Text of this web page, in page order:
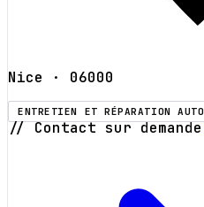
Nice · 06000
ENTRETIEN ET RÉPARATION AUTO
// Contact sur demande